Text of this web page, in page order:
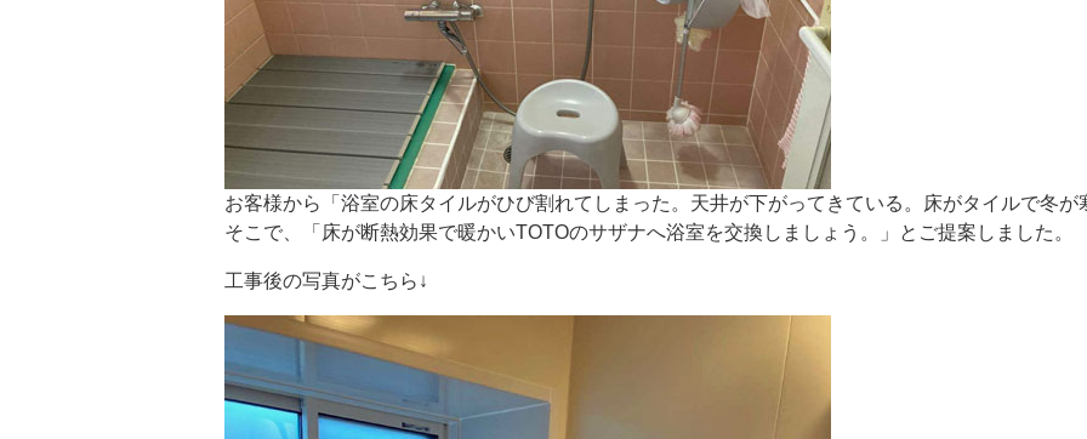
お客様から「浴室の床タイルがひび割れてしまった。天井が下がってきている。床がタイルで冬が
そこで、「床が断熱効果で暖かいTOTOのサザナへ浴室を交換しましょう。」とご提案しました。
工事後の写真がこちら↓